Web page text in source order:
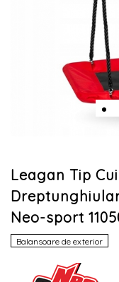
Leagan Tip
Dreptunghiular
Neo-sport
Balansoare de exterior